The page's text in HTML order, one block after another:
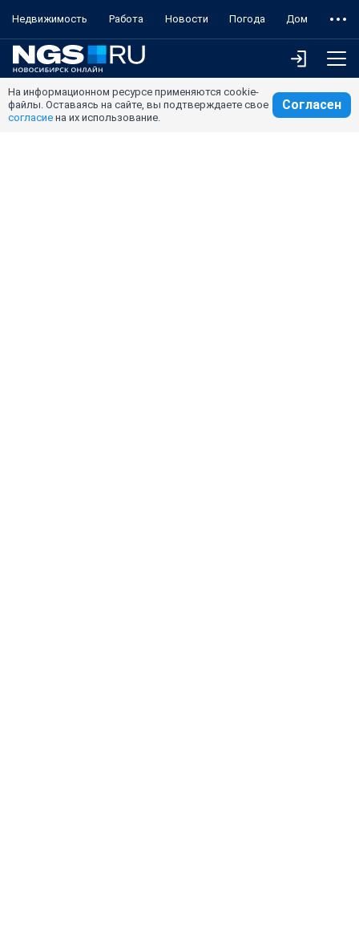
Недвижимость Работа Новости Погода Дом
На информационном ресурсе применяются cookie-
файлы. Оставаясь на сайте, вы подтверждаете свое
согласие на их использование.
Согласен